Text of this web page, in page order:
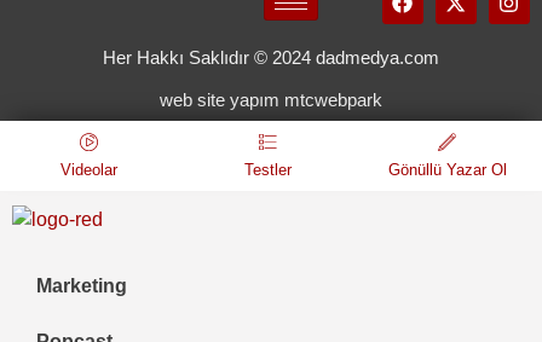
Her Hakkı Saklıdır © 2024 dadmedya.com
web site yapım mtcwebpark
Videolar Testler Gönüllü Yazar Ol
Marketing